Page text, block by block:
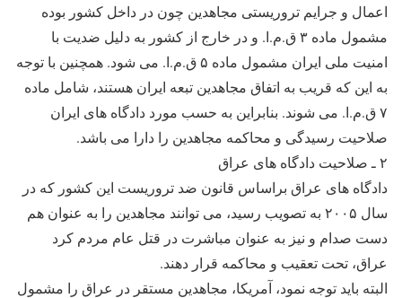
اعمال و جرایم تروریستی مجاهدین چون در داخل کشور بوده
مشمول ماده ۳ ق.م.ا. و در خارج از کشور به دلیل ضدیت با
امنیت ملی ایران مشمول ماده ۵ ق.م.ا. می شود. همچنین با توجه
به این که قریب به اتفاق مجاهدین تبعه ایران هستند، شامل ماده
۷ ق.م.ا. می شوند. بنابراین به حسب مورد دادگاه های ایران
صلاحیت رسیدگی و محاکمه مجاهدین را دارا می باشد.
۲ ‍ـ صلاحیت دادگاه های عراق
دادگاه های عراق براساس قانون ضد تروریست این کشور که در
سال ۲۰۰۵ به تصویب رسید، می توانند مجاهدین را به عنوان هم
دست صدام و نیز به عنوان مباشرت در قتل عام مردم کرد
عراق، تحت تعقیب و محاکمه قرار دهند.
البته باید توجه نمود، آمریکا، مجاهدین مستقر در عراق را مشمول